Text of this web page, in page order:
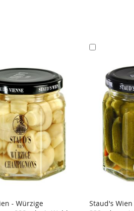
- Würzige
Staud's